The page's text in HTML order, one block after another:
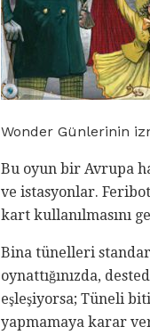
Wonder Günlerinin
Bu oyun bir Avrupa
ve istasyonlar.
kart kullanılmasını
Bina tünelleri
oynattığınızda,
eşleşiyorsa; Tüneli
yapmamaya karar